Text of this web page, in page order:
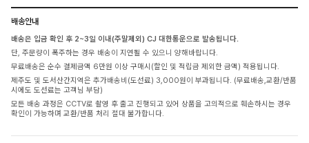
배송안내
배송은 입금 확인 후 2~3일 이내(주말제외) CJ 대한통운으로 발송됩니다.
단, 주문량이 폭주하는 경우 배송이 지연될 수 있으니 양해바랍니다.
무료배송은 순수 결제금액 6만원 이상 구매시(할인 및 적립금 제외한 금액) 적용됩니다.
제주도 및 도서산간지역은 추가배송비(도선료) 3,000원이 부과됩니다. (무료배송,교환/반품
시에도 도선료는 고객님 부담)
모든 배송 과정은 CCTV로 촬영 후 출고 진행되고 있어 상품을 고의적으로 훼손하시는 경우
확인이 가능하며 교환/반품 처리 절대 불가합니다.